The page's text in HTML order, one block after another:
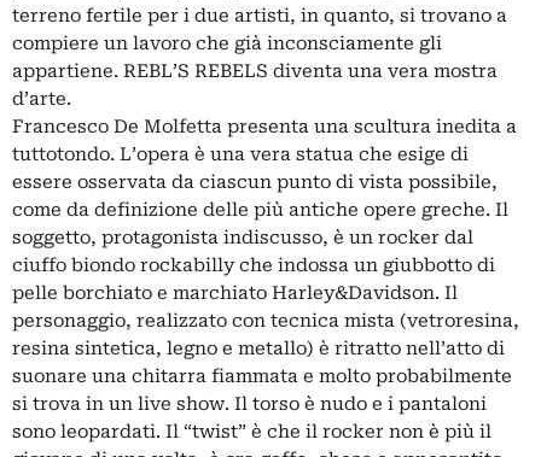
terreno fertile per i due artisti, in quanto, si trovano a
compiere un lavoro che già inconsciamente gli
appartiene. REBL’S REBELS diventa una vera mostra
d’arte.
Francesco De Molfetta presenta una scultura inedita a
tuttotondo. L’opera è una vera statua che esige di
essere osservata da ciascun punto di vista possibile,
come da definizione delle più antiche opere greche. Il
soggetto, protagonista indiscusso, è un rocker dal
ciuffo biondo rockabilly che indossa un giubbotto di
pelle borchiato e marchiato Harley&Davidson. Il
personaggio, realizzato con tecnica mista (vetroresina,
resina sintetica, legno e metallo) è ritratto nell’atto di
suonare una chitarra fiammata e molto probabilmente
si trova in un live show. Il torso è nudo e i pantaloni
sono leopardati. Il “twist” è che il rocker non è più il